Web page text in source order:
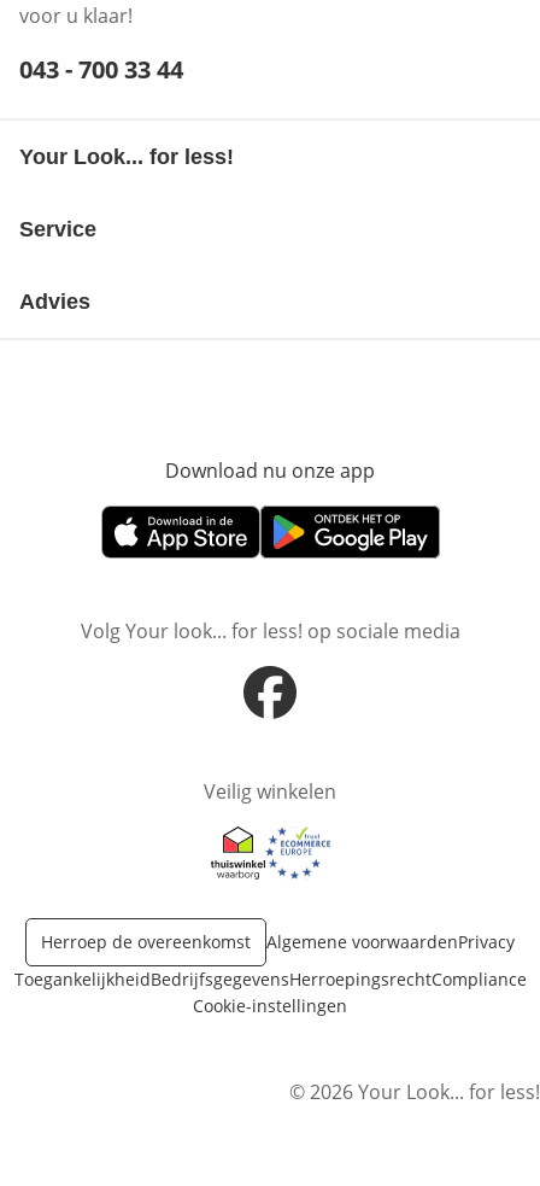
voor u klaar!
Telefoonnummer:
043 - 700 33 44
Your Look... for less!
Service
Advies
Download nu onze app
Opent in nieuw vensterOpent in nieuw venster
Volg Your look... for less! op sociale media
Opent in nieuw venster
Veilig winkelen
Opent in nieuw venster
Opent in nieuw venster
Herroep de overeenkomst Algemene voorwaardenPrivacy
ToegankelijkheidBedrijfsgegevensHerroepingsrechtCompliance
Cookie-instellingen
© 2026 Your Look... for less!